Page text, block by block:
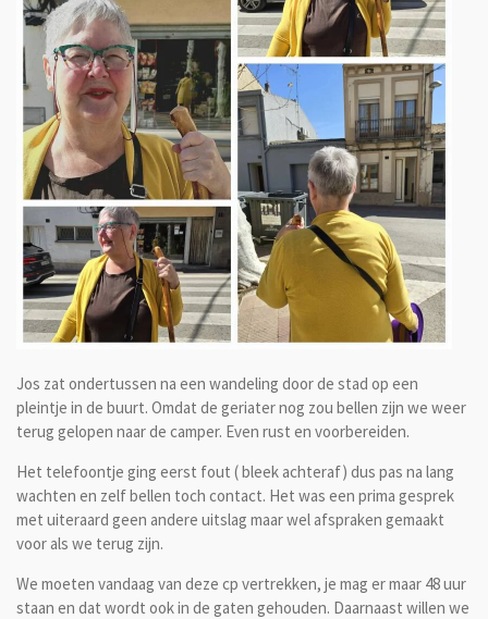
Jos zat ondertussen na een wandeling door de stad op een
pleintje in de buurt. Omdat de geriater nog zou bellen zijn we weer
terug gelopen naar de camper. Even rust en voorbereiden.
Het telefoontje ging eerst fout ( bleek achteraf) dus pas na lang
wachten en zelf bellen toch contact. Het was een prima gesprek
met uiteraard geen andere uitslag maar wel afspraken gemaakt
voor als we terug zijn.
We moeten vandaag van deze cp vertrekken, je mag er maar 48 uur
staan en dat wordt ook in de gaten gehouden. Daarnaast willen we